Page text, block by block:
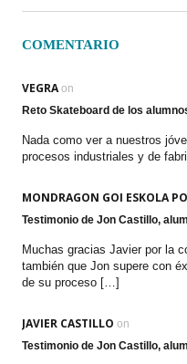
COMENTARIO
VEGRAon
Reto Skateboard de los
Nada como ver a nuestros
procesos industriales y de
MONDRAGON GOI ESKOLA
Testimonio de Jon Castillo,
Muchas gracias Javier por la
también que Jon supere con
de su proceso […]
JAVIER CASTILLO on
Testimonio de Jon Castillo,